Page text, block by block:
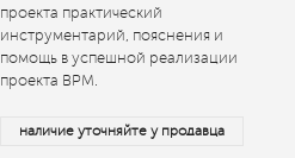
проекта практический
инструментарий, пояснения и
помощь в успешной реализации
проекта ВРМ.
наличие уточняйте у продавца